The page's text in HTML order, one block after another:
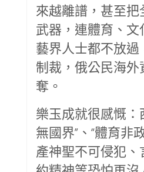
來越離譜，甚至把
武器，連體育、文
藝界人士都不放過
制裁，俄公民海外
奪。
樂玉成就很感慨：
無國界”、“體育非
產神聖不可侵犯、